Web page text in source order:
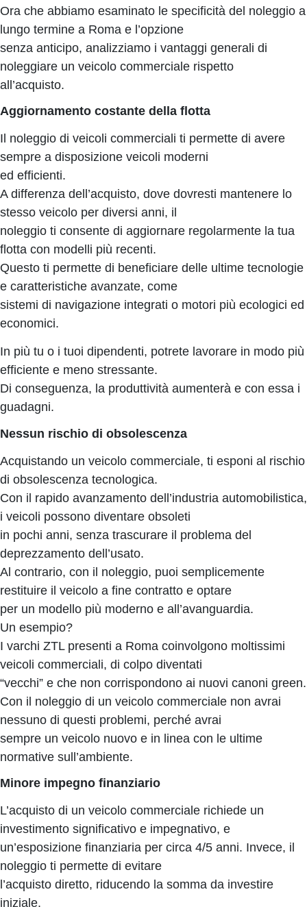
Ora che abbiamo esaminato le specificità del noleggio a
lungo termine a Roma e l’opzione
senza anticipo, analizziamo i vantaggi generali di
noleggiare un veicolo commerciale rispetto
all’acquisto.
Aggiornamento costante della flotta
Il noleggio di veicoli commerciali ti permette di avere
sempre a disposizione veicoli moderni
ed efficienti.
A differenza dell’acquisto, dove dovresti mantenere lo
stesso veicolo per diversi anni, il
noleggio ti consente di aggiornare regolarmente la tua
flotta con modelli più recenti.
Questo ti permette di beneficiare delle ultime tecnologie
e caratteristiche avanzate, come
sistemi di navigazione integrati o motori più ecologici ed
economici.
In più tu o i tuoi dipendenti, potrete lavorare in modo più
efficiente e meno stressante.
Di conseguenza, la produttività aumenterà e con essa i
guadagni.
Nessun rischio di obsolescenza
Acquistando un veicolo commerciale, ti esponi al rischio
di obsolescenza tecnologica.
Con il rapido avanzamento dell’industria automobilistica,
i veicoli possono diventare obsoleti
in pochi anni, senza trascurare il problema del
deprezzamento dell’usato.
Al contrario, con il noleggio, puoi semplicemente
restituire il veicolo a fine contratto e optare
per un modello più moderno e all’avanguardia.
Un esempio?
I varchi ZTL presenti a Roma coinvolgono moltissimi
veicoli commerciali, di colpo diventati
“vecchi” e che non corrispondono ai nuovi canoni green.
Con il noleggio di un veicolo commerciale non avrai
nessuno di questi problemi, perché avrai
sempre un veicolo nuovo e in linea con le ultime
normative sull’ambiente.
Minore impegno finanziario
L’acquisto di un veicolo commerciale richiede un
investimento significativo e impegnativo, e
un’esposizione finanziaria per circa 4/5 anni. Invece, il
noleggio ti permette di evitare
l’acquisto diretto, riducendo la somma da investire
iniziale.